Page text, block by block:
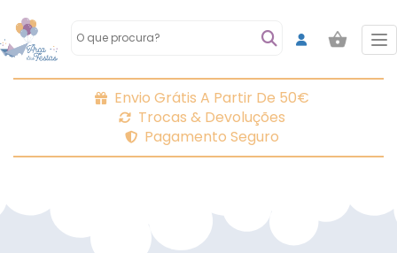
Envio Grátis A Partir De 50€
Trocas & Devoluções
Pagamento Seguro